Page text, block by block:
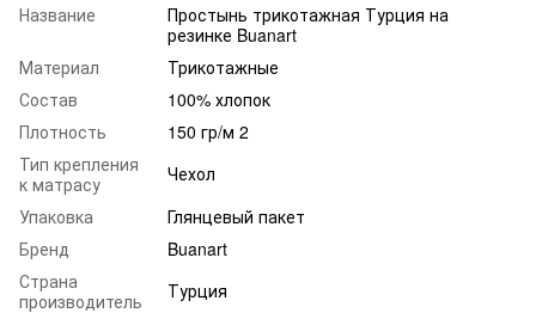
Название
Простынь трикотажная Турция на
резинке Buanart
Материал
Трикотажные
Состав
100% хлопок
Плотность
150 гр/м 2
Тип крепления
к матрасу
Чехол
Упаковка
Глянцевый пакет
Бренд
Buanart
Страна
производитель
Турция